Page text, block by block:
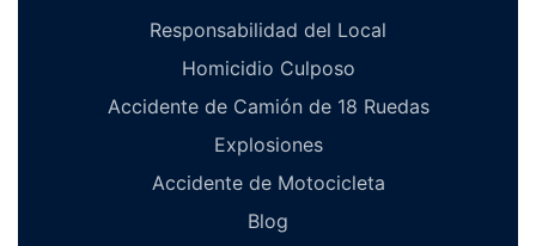
Responsabilidad del Local
Homicidio Culposo
Accidente de Camión de 18 Ruedas
Explosiones
Accidente de Motocicleta
Blog